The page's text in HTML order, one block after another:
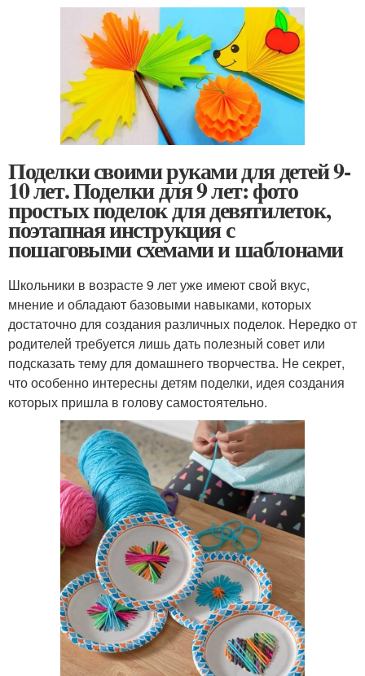
Поделки своими руками для детей 9-
10 лет. Поделки для 9 лет: фото
простых поделок для девятилеток,
поэтапная инструкция с
пошаговыми схемами и шаблонами
Школьники в возрасте 9 лет уже имеют свой вкус,
мнение и обладают базовыми навыками, которых
достаточно для создания различных поделок. Нередко от
родителей требуется лишь дать полезный совет или
подсказать тему для домашнего творчества. Не секрет,
что особенно интересны детям поделки, идея создания
которых пришла в голову самостоятельно.